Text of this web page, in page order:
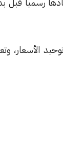
الأسعار،